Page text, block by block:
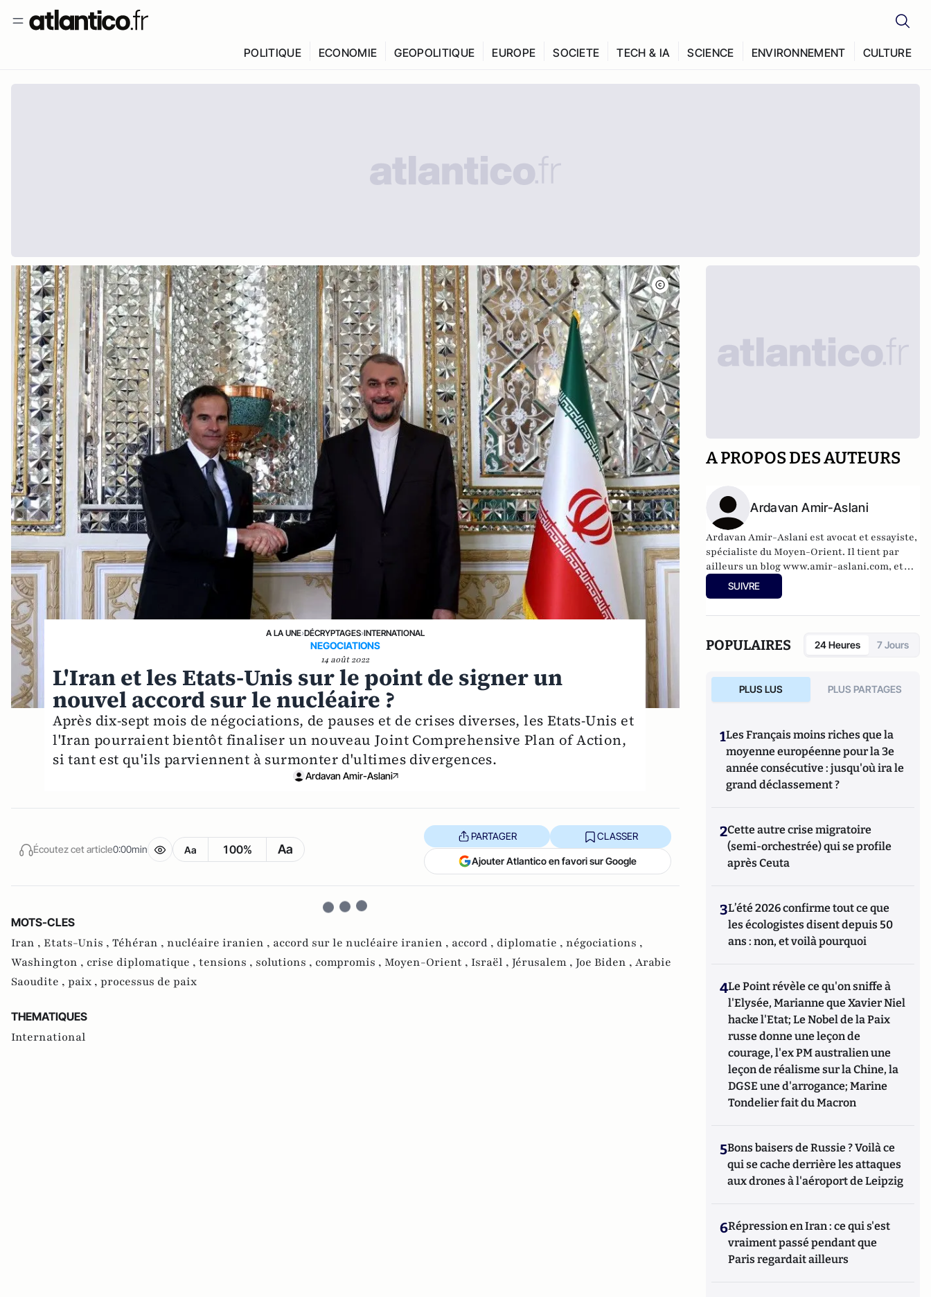
POLITIQUE ECONOMIE GEOPOLITIQUE EUROPE SOCIETE TECH & IA SCIENCE ENVIRONNEMENT CULTURE
A LA UNE›DÉCRYPTAGES›INTERNATIONAL
NEGOCIATIONS
14 août 2022
L'Iran et les Etats-Unis sur le point de signer un
nouvel accord sur le nucléaire ?
Après dix-sept mois de négociations, de pauses et de crises diverses, les Etats-Unis et
l'Iran pourraient bientôt finaliser un nouveau Joint Comprehensive Plan of Action,
si tant est qu'ils parviennent à surmonter d'ultimes divergences.
Ardavan Amir-Aslani
Écoutez cet article0:00min Aa 100% Aa
PARTAGER CLASSER
Ajouter Atlantico en favori sur Google
MOTS-CLES
Iran , Etats-Unis , Téhéran , nucléaire iranien , accord sur le nucléaire iranien , accord , diplomatie , négociations ,
Washington , crise diplomatique , tensions , solutions , compromis , Moyen-Orient , Israël , Jérusalem , Joe Biden , Arabie
Saoudite , paix , processus de paix
THEMATIQUES
International
A PROPOS DES AUTEURS
Ardavan Amir-Aslani
Ardavan Amir-Aslani est avocat et essayiste,
spécialiste du Moyen-Orient. Il tient par
ailleurs un blogwww.amir-aslani.com, et
alimente régulièrement son compte Twitter:
@a_amir_aslani.
SUIVRE
POPULAIRES 24 Heures 7 Jours
PLUS LUS PLUS PARTAGES
1Les Français moins riches que la
moyenne européenne pour la 3e
année consécutive : jusqu'où ira le
grand déclassement ?
2Cette autre crise migratoire
(semi-orchestrée) qui se profile
après Ceuta
3L’été 2026 confirme tout ce que
les écologistes disent depuis 50
ans : non, et voilà pourquoi
4Le Point révèle ce qu'on sniffe à
l'Elysée, Marianne que Xavier Niel
hacke l'Etat; Le Nobel de la Paix
russe donne une leçon de
courage, l'ex PM australien une
leçon de réalisme sur la Chine, la
DGSE une d'arrogance; Marine
Tondelier fait du Macron
5Bons baisers de Russie ? Voilà ce
qui se cache derrière les attaques
aux drones à l'aéroport de Leipzig
6Répression en Iran : ce qui s'est
vraiment passé pendant que
Paris regardait ailleurs